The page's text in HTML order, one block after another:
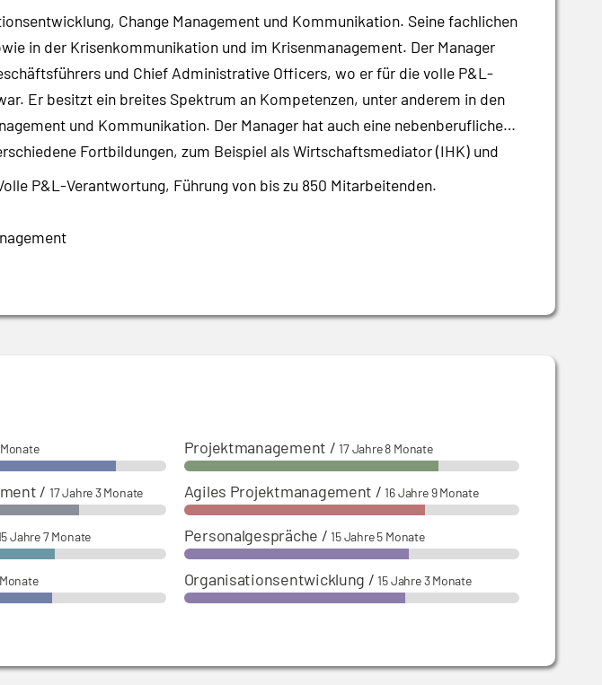
Change Management und Kommunikation. Seine fachlichen
in der Krisenkommunikation und im Krisenmanagement. Der Manager
und Chief Administrative Officers, wo er für die volle P&L-
Er besitzt ein breites Spektrum an Kompetenzen, unter anderem in den
und Kommunikation. Der Manager hat auch eine nebenberufliche
Fortbildungen, zum Beispiel als Wirtschaftsmediator (IHK) und
P&L-Verantwortung, Führung von bis zu 850 Mitarbeitenden.
Projektmanagement /17 Jahre 8 Monate
/ 17 Jahre 3 Monate Agiles Projektmanagement /16 Jahre 9 Monate
Jahre 7 Monate Personalgespräche /15 Jahre 5 Monate
Organisationsentwicklung /15 Jahre 3 Monate